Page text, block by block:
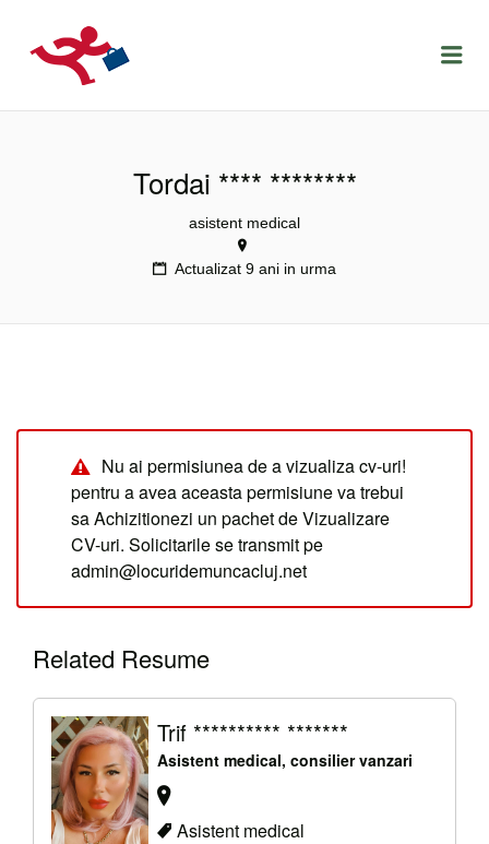
LOCURIDEMUNCACLUJ.NET
Tordai **** ********
asistent medical
Actualizat 9 ani in urma
Nu ai permisiunea de a vizualiza cv-uri!
pentru a avea aceasta permisiune va trebui
sa Achizitionezi un pachet de Vizualizare
CV-uri. Solicitarile se transmit pe
admin@locuridemuncacluj.net
Related Resume
Trif ********** *******
Asistent medical, consilier vanzari
Asistent medical